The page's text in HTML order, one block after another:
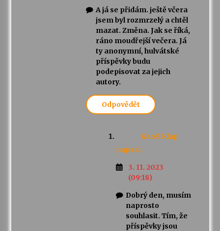
A já se přidám. ještě včera
jsem byl rozmrzelý a chtěl
mazat. Změna. Jak se říká,
ráno moudřejší večera. Já
ty anonymní, hulvátské
příspěvky budu
podepisovat za jejich
autory.
Odpovědět
Karel Klap
napsal:
3. 11. 2023
(09:18)
Dobrý den, musím
naprosto
souhlasit. Tím, že
příspěvky jsou